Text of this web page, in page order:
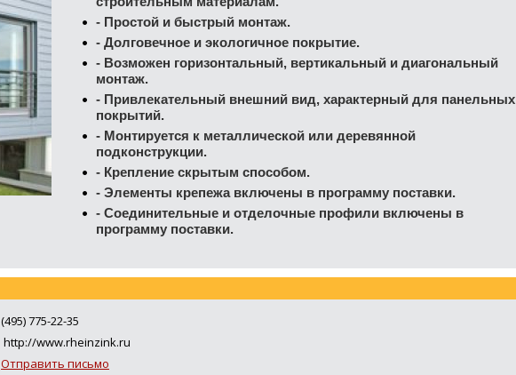
- Простой и быстрый монтаж.
- Долговечное и экологичное покрытие.
- Возможен горизонтальный, вертикальный и диагональный
монтаж.
- Привлекательный внешний вид, характерный для панельных
покрытий.
- Монтируется к металлической или деревянной
подконструкции.
- Крепление скрытым способом.
- Элементы крепежа включены в программу поставки.
- Соединительные и отделочные профили включены в
программу поставки.
(495) 775-22-35
http://www.rheinzink.ru
Отправить письмо